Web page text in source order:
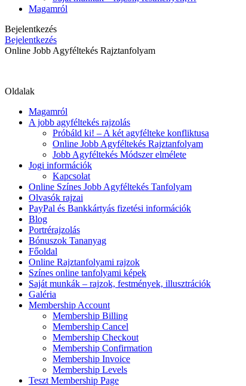
Magamról
Bejelentkezés
Bejelentkezés
Online Jobb Agyféltekés Rajztanfolyam
Oldalak
Magamról
A jobb agyféltekés rajzolás
Próbáld ki! – A két agyfélteke konfliktusa
Online Jobb Agyféltekés Rajztanfolyam
Jobb Agyféltekés Módszer elmélete
Jogi információk
Kapcsolat
Online Színes Jobb Agyféltekés Tanfolyam
Olvasók rajzai
PayPal és Bankkártyás fizetési információk
Blog
Portrérajzolás
Bónuszok Tananyag
Főoldal
Online Rajztanfolyami rajzok
Színes online tanfolyami képek
Saját munkák – rajzok, festmények, illusztrációk
Galéria
Membership Account
Membership Billing
Membership Cancel
Membership Checkout
Membership Confirmation
Membership Invoice
Membership Levels
Teszt Membership Page